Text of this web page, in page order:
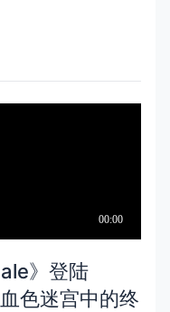
》登陆
色迷宫中的终